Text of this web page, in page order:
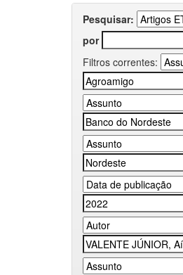
Pesquisar:
por
Filtros correntes: